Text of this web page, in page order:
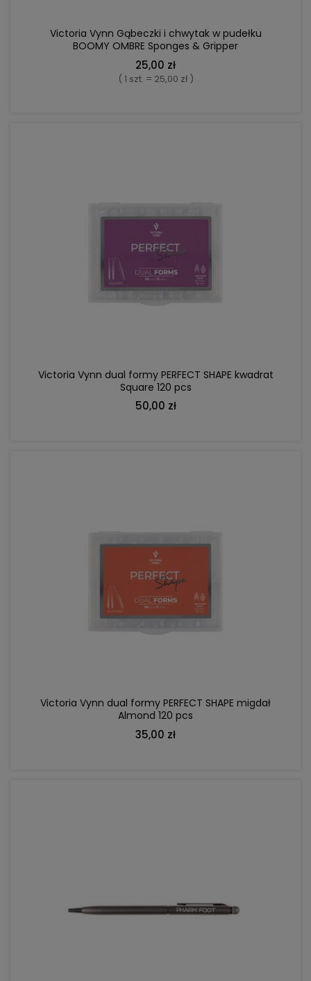
Victoria Vynn Gąbeczki i chwytak w pudełku
BOOMY OMBRE Sponges & Gripper
25,00 zł
( 1 szt. = 25,00 zł )
Victoria Vynn dual formy PERFECT SHAPE kwadrat
Square 120 pcs
50,00 zł
DO KOSZYKA
Victoria Vynn dual formy PERFECT SHAPE migdał
Almond 120 pcs
35,00 zł
DO KOSZYKA